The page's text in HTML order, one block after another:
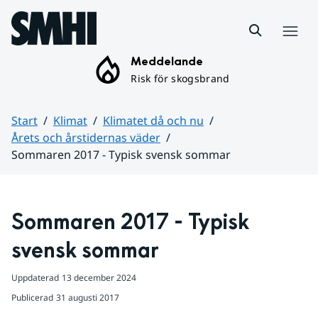
Hoppa till sidans innehåll
Meddelande
Risk för skogsbrand
Start Klimat
Klimatet då och nu
Årets och årstidernas väder
Sommaren 2017 - Typisk svensk sommar
Sommaren 2017 - Typisk
svensk sommar
Uppdaterad 13 december 2024
Publicerad 31 augusti 2017